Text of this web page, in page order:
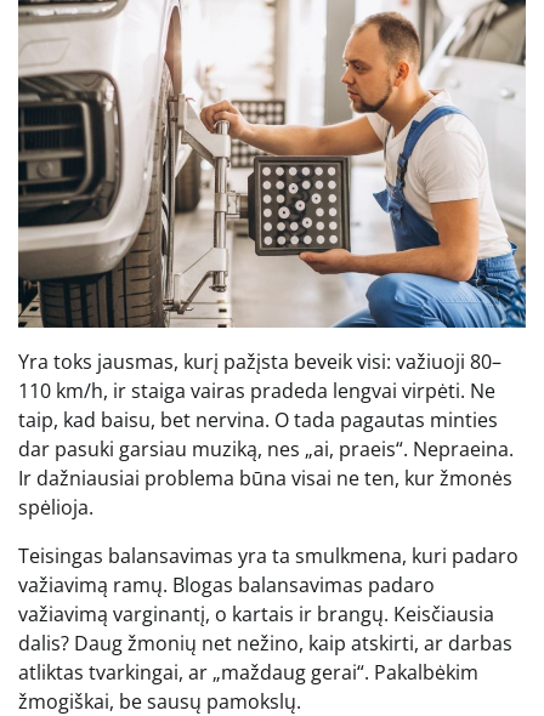
Yra toks jausmas, kurį pažįsta beveik visi: važiuoji 80–
110 km/h, ir staiga vairas pradeda lengvai virpėti. Ne
taip, kad baisu, bet nervina. O tada pagautas minties
dar pasuki garsiau muziką, nes „ai, praeis“. Nepraeina.
Ir dažniausiai problema būna visai ne ten, kur žmonės
spėlioja.
Teisingas balansavimas yra ta smulkmena, kuri padaro
važiavimą ramų. Blogas balansavimas padaro
važiavimą varginantį, o kartais ir brangų. Keisčiausia
dalis? Daug žmonių net nežino, kaip atskirti, ar darbas
atliktas tvarkingai, ar „maždaug gerai“. Pakalbėkim
žmogiškai, be sausų pamokslų.